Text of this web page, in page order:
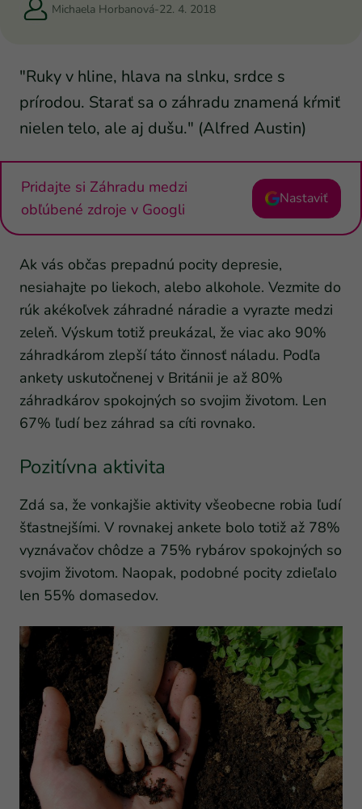
Michaela Horbanová-22. 4. 2018
"Ruky v hline, hlava na slnku, srdce s
prírodou. Starať sa o záhradu znamená kŕmiť
nielen telo, ale aj dušu." (Alfred Austin)
Pridajte si Záhradu medzi
obľúbené zdroje v Googli
Nastaviť
Ak vás občas prepadnú pocity depresie,
nesiahajte po liekoch, alebo alkohole. Vezmite do
rúk akékoľvek záhradné náradie a vyrazte medzi
zeleň. Výskum totiž preukázal, že viac ako 90%
záhradkárom zlepší táto činnosť náladu. Podľa
ankety uskutočnenej v Británii je až 80%
záhradkárov spokojných so svojim životom. Len
67% ľudí bez záhrad sa cíti rovnako.
Pozitívna aktivita
Zdá sa, že vonkajšie aktivity všeobecne robia ľudí
šťastnejšími. V rovnakej ankete bolo totiž až 78%
vyznávačov chôdze a 75% rybárov spokojných so
svojim životom. Naopak, podobné pocity zdieľalo
len 55% domasedov.